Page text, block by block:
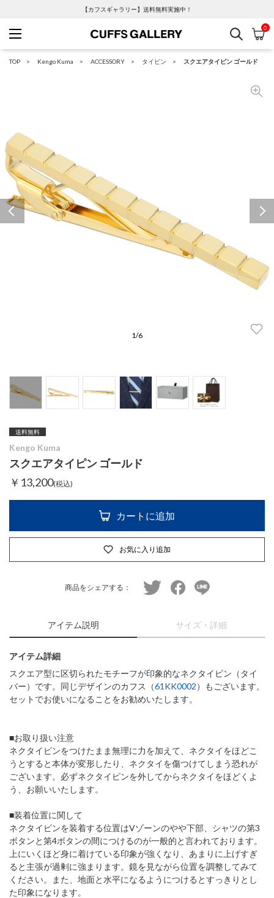
【カフスギャラリー】送料無料実施中！
Cuffs Gallery
検索 カ
0
TOP Kengo Kuma ACCESSORY タイピン スクエアタイピン ゴールド
1/6
Previous
送料無料
Kengo Kuma
スクエアタイピン ゴールド
￥13,200(税込)
カートに追加
お気に入り追加
商品をシェアする： twitter facebookline
アイテム説明 サイズ・詳細
アイテム詳細
スクエア型に区切られたモチーフが印象的なネクタイピン（タイ
バー）です。同じデザインのカフス（61KK0002）もございます。
セットでお使いになることをお勧めいたします。
■お取り扱い注意
ネクタイピンをつけたまま無理に力を加えて、ネクタイをほどこ
うとすると本体が変形したり、ネクタイを傷つけてしまう恐れが
ございます。必ずネクタイピンを外してからネクタイをほどくよ
う、お願いいたします。
■装着位置に関して
ネクタイピンを装着する位置はVゾーンのやや下部、シャツの第3
ボタンと第4ボタンの間につけるのが一般的と言われております。
上にいくほど身に着けている印象が強くなり、あまりに上げすぎ
ると主張が過剰に強まります。鏡を見ながら位置を調整してみて
ください。また、地面と水平になるようにつけるとすっきりとし
た印象になります。